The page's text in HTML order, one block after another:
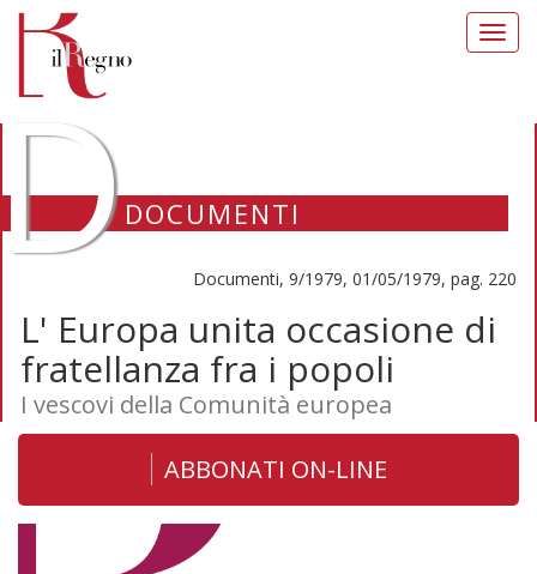
DOCUMENTI
Documenti, 9/1979, 01/05/1979, pag. 220
L' Europa unita occasione di
fratellanza fra i popoli
I vescovi della Comunità europea
ABBONATI ON-LINE